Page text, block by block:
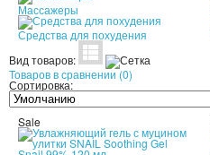
КОСМЕТИЧКИ
МАСКИ ОТ ЧЕРНЫХ ТОЧЕК
ПУЗЫРЬКОВЫЕ МАСКИ
ТКАНЕВЫЕ МАСКИ
Массажеры
Средства для похудения
Вид товаров:
Товаров в сравнении (0)
Сортировка:
Sale